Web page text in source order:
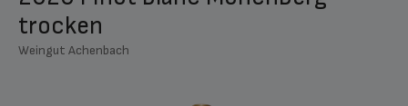
trocken
Weingut Achenbach